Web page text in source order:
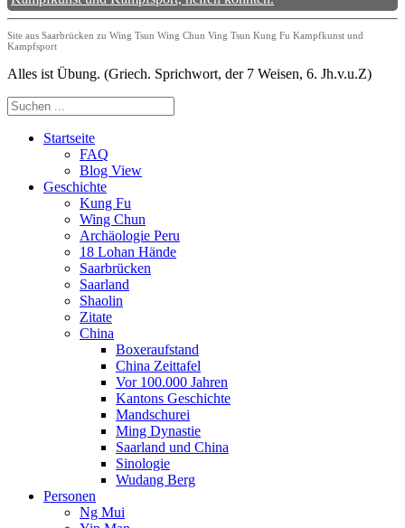
Site aus Saarbrücken zu Wing Tsun Wing Chun Ving Tsun Kung Fu Kampfkunst und
Kampfsport
Alles ist Übung. (Griech. Sprichwort, der 7 Weisen, 6. Jh.v.u.Z)
Startseite
FAQ
Blog View
Geschichte
Kung Fu
Wing Chun
Archäologie Peru
18 Lohan Hände
Saarbrücken
Saarland
Shaolin
Zitate
China
Boxeraufstand
China Zeittafel
Vor 100.000 Jahren
Kantons Geschichte
Mandschurei
Ming Dynastie
Saarland und China
Sinologie
Wudang Berg
Personen
Ng Mui